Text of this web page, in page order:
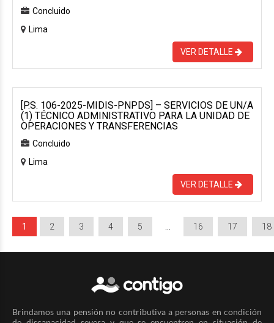
Concluido
Lima
VER DETALLE
[P.S. 106-2025-MIDIS-PNPDS] – SERVICIOS DE UN/A
(1) TÉCNICO ADMINISTRATIVO PARA LA UNIDAD DE
OPERACIONES Y TRANSFERENCIAS
Concluido
Lima
VER DETALLE
1 2 3 4 5 16 17 18
Brindamos una pensión no contributiva a personas en condición